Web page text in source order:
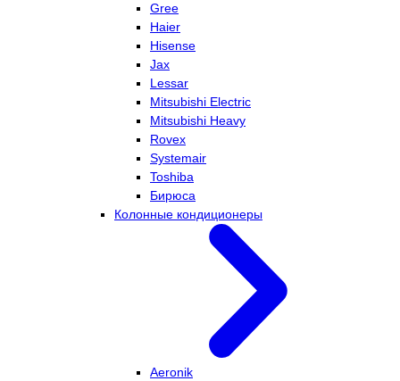
Gree
Haier
Hisense
Jax
Lessar
Mitsubishi Electric
Mitsubishi Heavy
Rovex
Systemair
Toshiba
Бирюса
Колонные кондиционеры
Aeronik